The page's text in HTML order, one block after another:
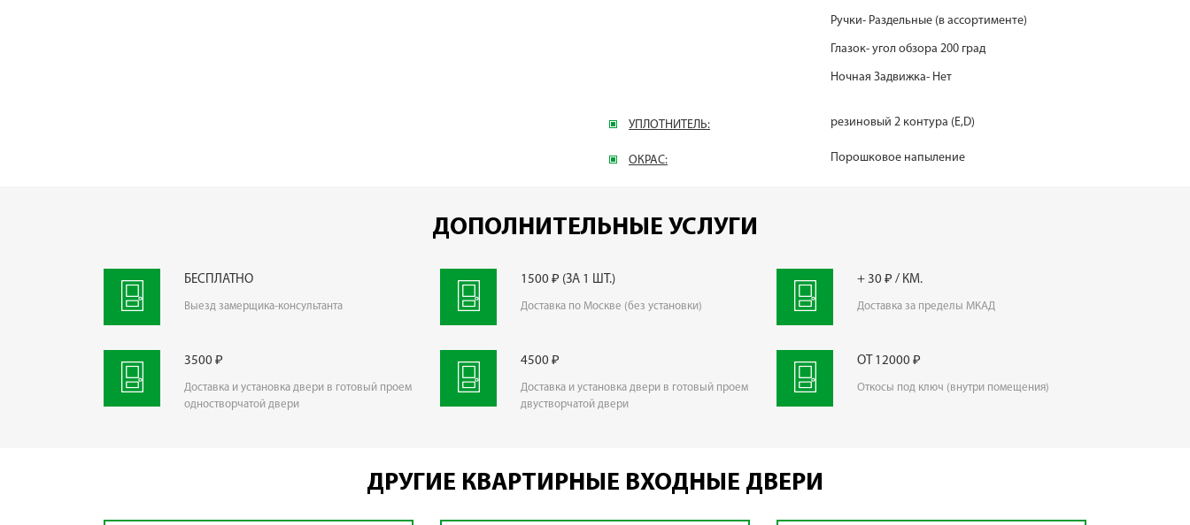
Ручки- Раздельные (в ассортименте)
Глазок- угол обзора 200 град
Ночная Задвижка- Нет
УПЛОТНИТЕЛЬ: резиновый 2 контура (E,D)
ОКРАС: Порошковое напыление
ДОПОЛНИТЕЛЬНЫЕ УСЛУГИ
БЕСПЛАТНО
Выезд замерщика-консультанта
1500 ₽ (ЗА 1 ШТ.)
Доставка по Москве (без установки)
+ 30 ₽ / КМ.
Доставка за пределы МКАД
3500 ₽
Доставка и установка двери в готовый проем
одностворчатой двери
4500 ₽
Доставка и установка двери в готовый проем
двустворчатой двери
ОТ 12000 ₽
Откосы под ключ (внутри помещения)
ДРУГИЕ КВАРТИРНЫЕ ВХОДНЫЕ ДВЕРИ